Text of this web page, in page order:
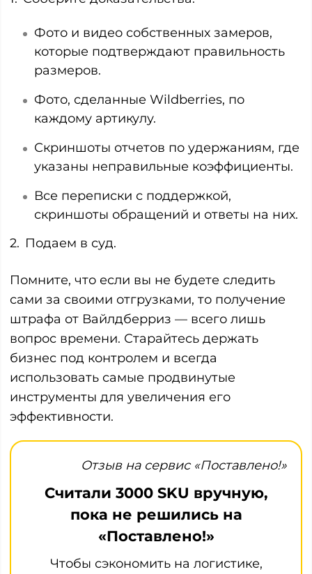
Фото и видео собственных замеров,
которые подтверждают правильность
размеров.
Фото, сделанные Wildberries, по
каждому артикулу.
Скриншоты отчетов по удержаниям, где
указаны неправильные коэффициенты.
Все переписки с поддержкой,
скриншоты обращений и ответы на них.
Подаем в суд.
Помните, что если вы не будете следить
сами за своими отгрузками, то получение
штрафа от Вайлдберриз — всего лишь
вопрос времени. Старайтесь держать
бизнес под контролем и всегда
использовать самые продвинутые
инструменты для увеличения его
эффективности.
Отзыв на сервис «Поставлено!»
Считали 3000 SKU вручную,
пока не решились на
«Поставлено!»
Чтобы сэкономить на логистике,